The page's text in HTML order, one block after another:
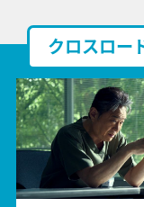
クロスロー